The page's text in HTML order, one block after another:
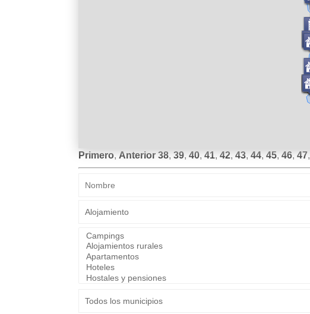
Primero, Anterior 38, 39, 40, 41, 42, 43, 44, 45, 46, 47,